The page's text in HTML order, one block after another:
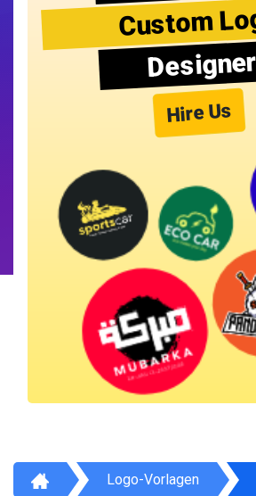
Custom
Designer
Hire Us
Logo-Vorlagen